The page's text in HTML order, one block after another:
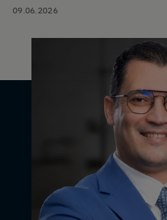
09.06.2026